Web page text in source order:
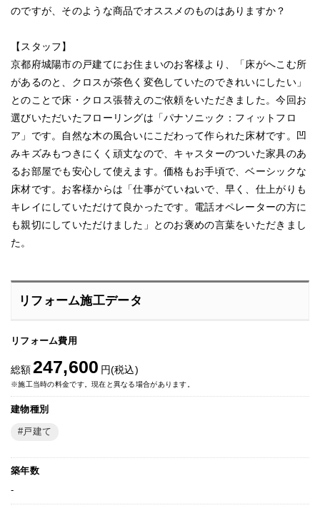
のですが、そのような商品でオススメのものはありますか？
【スタッフ】
京都府城陽市の戸建てにお住まいのお客様より、「床がへこむ所
があるのと、クロスが茶色く変色していたのできれいにしたい」
とのことで床・クロス張替えのご依頼をいただきました。今回お
選びいただいたフローリングは「パナソニック：フィットフロ
ア」です。自然な木の風合いにこだわって作られた床材です。凹
みキズみもつきにくく頑丈なので、キャスターのついた家具のあ
るお部屋でも安心して使えます。価格もお手頃で、ベーシックな
床材です。お客様からは「仕事がていねいで、早く、仕上がりも
キレイにしていただけて良かったです。電話オペレーターの方に
も親切にしていただけました」とのお褒めの言葉をいただきまし
た。
リフォーム施工データ
リフォーム費用
総額247,600 円(税込)
※施工当時の料金です。現在と異なる場合があります。
建物種別
戸建て
築年数
-